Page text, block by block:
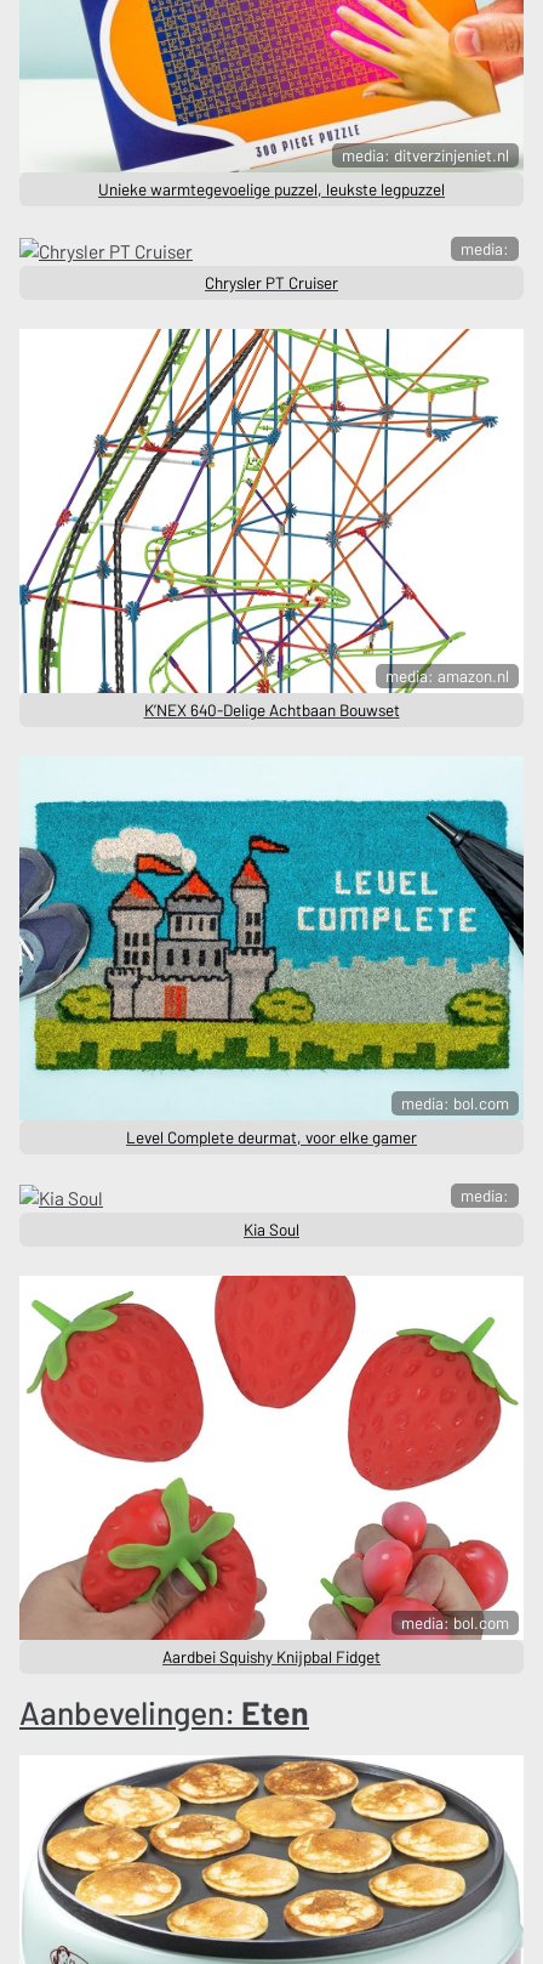
media: ditverzinjeniet.nl
Unieke warmtegevoelige puzzel, leukste legpuzzel
media:
Chrysler PT Cruiser
media: amazon.nl
K’NEX 640-Delige Achtbaan Bouwset
media: bol.com
Level Complete deurmat, voor elke gamer
media:
Kia Soul
media: bol.com
Aardbei Squishy Knijpbal Fidget
Aanbevelingen: Eten